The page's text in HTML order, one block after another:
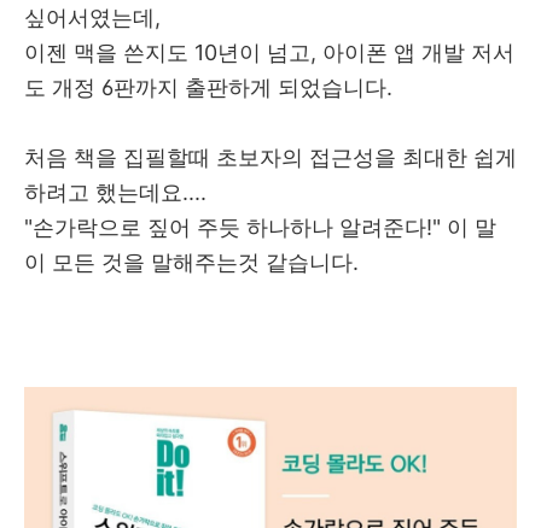
싶어서였는데,
이젠 맥을 쓴지도 10년이 넘고, 아이폰 앱 개발 저서
도 개정 6판까지 출판하게 되었습니다.
처음 책을 집필할때 초보자의 접근성을 최대한 쉽게
하려고 했는데요....
"손가락으로 짚어 주듯 하나하나 알려준다!" 이 말
이 모든 것을 말해주는것 같습니다.